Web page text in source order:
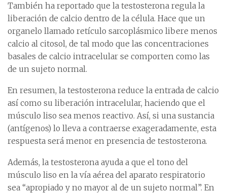
También ha reportado que la testosterona regula la
liberación de calcio dentro de la célula. Hace que un
organelo llamado retículo sarcoplásmico libere menos
calcio al citosol, de tal modo que las concentraciones
basales de calcio intracelular se comporten como las
de un sujeto normal.
En resumen, la testosterona reduce la entrada de calcio
así como su liberación intracelular, haciendo que el
músculo liso sea menos reactivo. Así, si una sustancia
(antígenos) lo lleva a contraerse exageradamente, esta
respuesta será menor en presencia de testosterona.
Además, la testosterona ayuda a que el tono del
músculo liso en la vía aérea del aparato respiratorio
sea “apropiado y no mayor al de un sujeto normal”. En